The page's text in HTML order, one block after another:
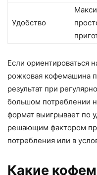
Удобство
Если ориентироваться
рожковая кофемашина
результат при
большом потреблении
формат выигрывает по
решающим фактором
потребления или в
Какие